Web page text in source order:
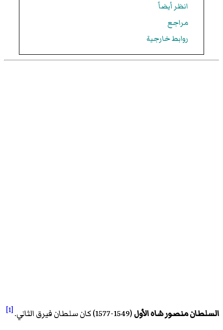
انظر أيضاً
مراجع
روابط خارجية
السلطان منصور شاه الأول(1549-1577) كان سلطان فيرقالثاني.[1]